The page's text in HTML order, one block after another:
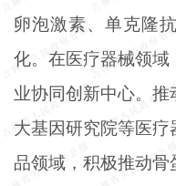
卵泡激素、单克隆
化。在医疗器械领
业协同创新中心。
大基因研究院等医
品领域，积极推动